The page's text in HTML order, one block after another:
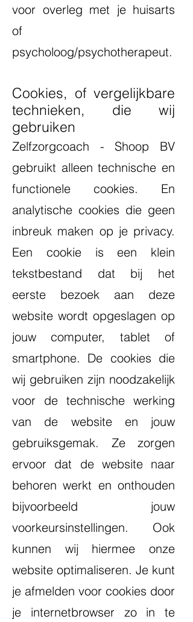
voor overleg met je huisarts
of
psycholoog/psychotherapeut.
Cookies, of vergelijkbare
technieken, die wij
gebruiken
Zelfzorgcoach - Shoop BV
gebruikt alleen technische en
functionele cookies. En
analytische cookies die geen
inbreuk maken op je privacy.
Een cookie is een klein
tekstbestand dat bij het
eerste bezoek aan deze
website wordt opgeslagen op
jouw computer, tablet of
smartphone. De cookies die
wij gebruiken zijn noodzakelijk
voor de technische werking
van de website en jouw
gebruiksgemak. Ze zorgen
ervoor dat de website naar
behoren werkt en onthouden
bijvoorbeeld jouw
voorkeursinstellingen. Ook
kunnen wij hiermee onze
website optimaliseren. Je kunt
je afmelden voor cookies door
je internetbrowser zo in te